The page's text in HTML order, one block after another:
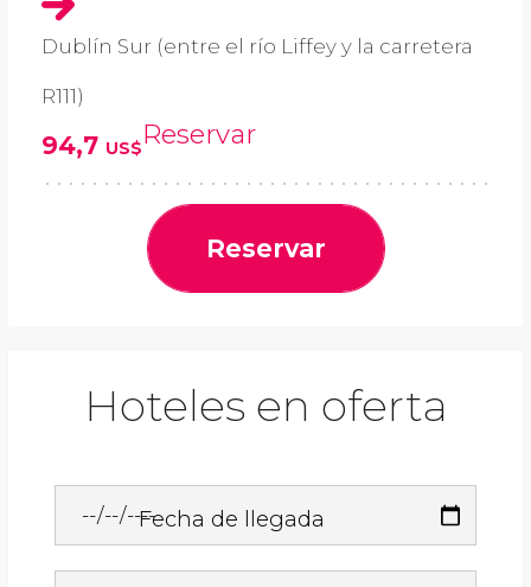
Dublín Sur (entre el río Liffey y la carretera
R111)
94,7 US$Reservar
Reservar
Hoteles en oferta
Fecha de llegada